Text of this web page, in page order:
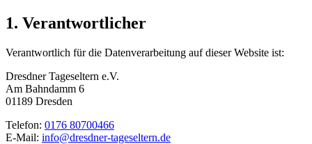
1. Verantwortlicher
Verantwortlich für die Datenverarbeitung auf dieser Website ist:
Dresdner Tageseltern e.V.
Am Bahndamm 6
01189 Dresden
Telefon: 0176 80700466
E-Mail: info@dresdner-tageseltern.de